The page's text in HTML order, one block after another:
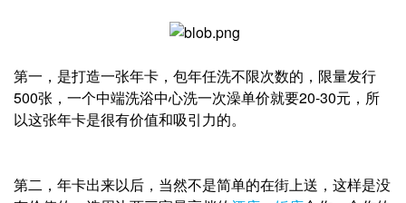
第一，是打造一张年卡，包年任洗不限次数的，限量发行
500张，一个中端洗浴中心洗一次澡单价就要20-30元，所
以这张年卡是很有价值和吸引力的。
第二，年卡出来以后，当然不是简单的在街上送，这样是没